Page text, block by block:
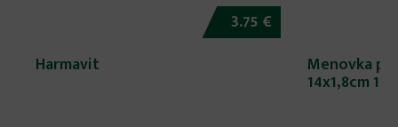
3.75 €
Harmavit
Menovka
14x1,8cm